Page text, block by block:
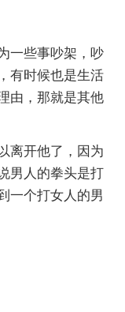
一些事吵架，吵
有时候也是生活
由，那就是其他
离开他了，因为
男人的拳头是打
一个打女人的男